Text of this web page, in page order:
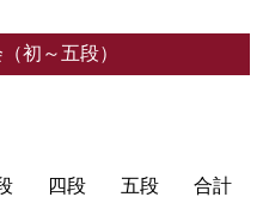
初～五段）
四段 五段
合計